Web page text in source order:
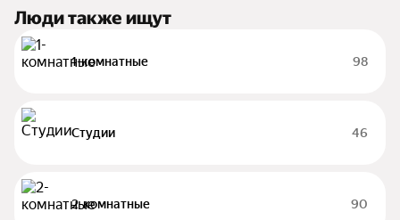
Люди также ищут
1-комнатные 98
Студии 46
2-комнатные 90